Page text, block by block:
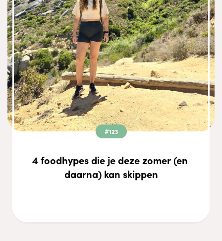
#123
4 foodhypes die je deze zomer (en
daarna) kan skippen